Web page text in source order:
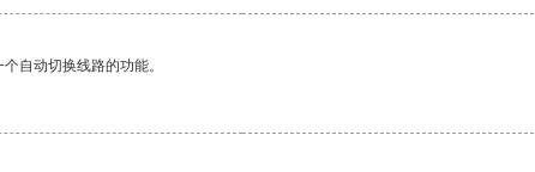
自动切换线路的功能。